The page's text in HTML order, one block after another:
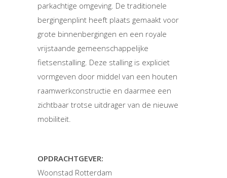
parkachtige omgeving. De traditionele
bergingenplint heeft plaats gemaakt voor
grote binnenbergingen en een royale
vrijstaande gemeenschappelijke
fietsenstalling. Deze stalling is expliciet
vormgeven door middel van een houten
raamwerkconstructie en daarmee een
zichtbaar trotse uitdrager van de nieuwe
mobiliteit.
OPDRACHTGEVER:
Woonstad Rotterdam